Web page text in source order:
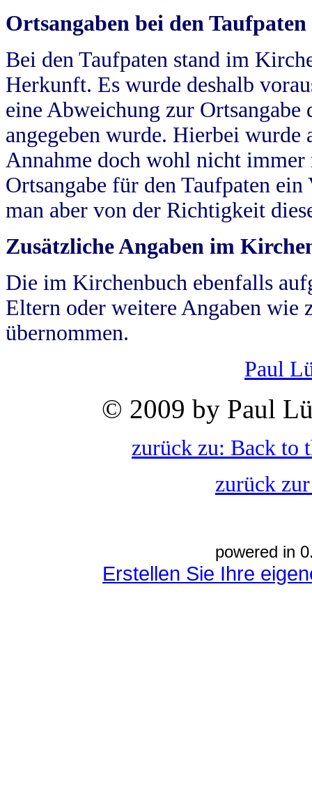
Ortsangaben bei den Taufpaten
Bei den Taufpaten stand im
Herkunft. Es wurde deshalb
eine Abweichung zur
angegeben wurde. Hierbei wurde
Annahme doch wohl nicht
Ortsangabe für den Taufpaten
man aber von der Richtigkeit
Zusätzliche Angaben im
Die im Kirchenbuch ebenfalls
Eltern oder weitere Angaben wie
übernommen.
Paul
© 2009 by Paul
zurück zu: Back to
zurück
powered in
Erstellen Sie Ihre